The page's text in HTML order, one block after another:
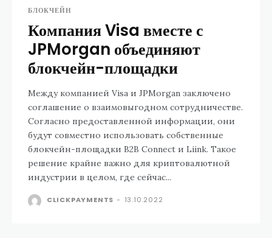
БЛОКЧЕЙН
Компания Visa вместе с
JPMorgan объединяют
блокчейн-площадки
Между компанией Visa и JPMorgan заключено
соглашение о взаимовыгодном сотрудничестве.
Согласно предоставленной информации, они
будут совместно использовать собственные
блокчейн-площадки B2B Connect и Liink. Такое
решение крайне важно для криптовалютной
индустрии в целом, где сейчас...
CLICKPAYMENTS - 13.10.2022